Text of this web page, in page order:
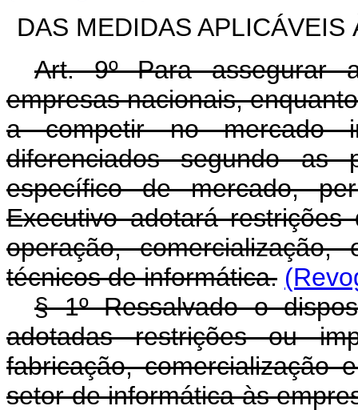
DAS MEDIDAS
Art. 9º Para assegurar
empresas nacionais,
a competir no mercado
diferenciados segundo as
específico de mercado,
Executivo adotará
operação,
técnicos de informática.
§ 1º Ressalvado o
adotadas restrições ou
fabricação, comercialização
setor de informática às